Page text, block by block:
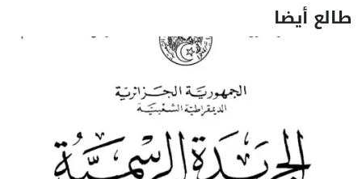
طالع أيضا